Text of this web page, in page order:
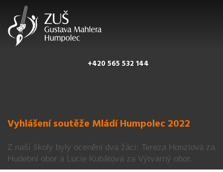
+420 565 532 144
Vyhlášení soutěže Mládí Humpolec 2022
Z naší školy byly oceněni dva žáci: Tereza Honzlová za
Hudební obor a Lucie Kubátová za Výtvarný obor.